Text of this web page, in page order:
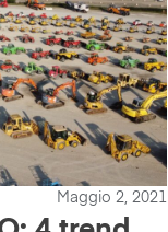
Maggio 2, 2021